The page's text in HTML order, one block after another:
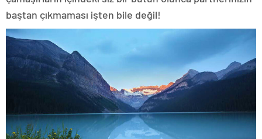
baştan çıkmaması işten bile değil!